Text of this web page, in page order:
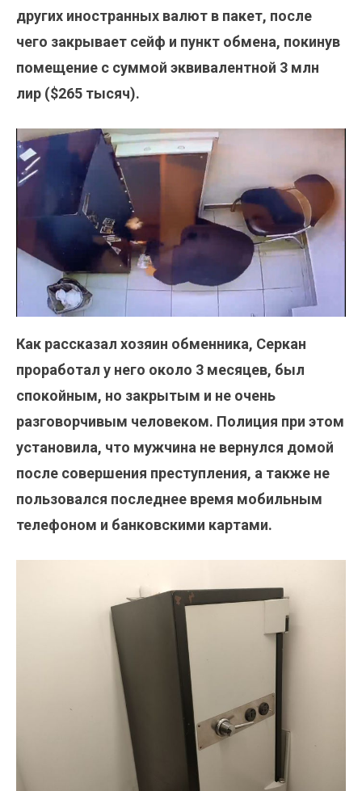
других иностранных валют в пакет, после
чего закрывает сейф и пункт обмена, покинув
помещение с суммой эквивалентной 3 млн
лир ($265 тысяч).
Как рассказал хозяин обменника, Серкан
проработал у него около 3 месяцев, был
спокойным, но закрытым и не очень
разговорчивым человеком. Полиция при этом
установила, что мужчина не вернулся домой
после совершения преступления, а также не
пользовался последнее время мобильным
телефоном и банковскими картами.